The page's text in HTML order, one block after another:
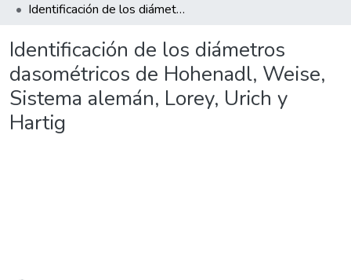
Identificación de los diámetros dasométricos de Hohenadl, Weise, Sistema alemán, Lorey, Urich y Hartig
Identificación de los diámetros
dasométricos de Hohenadl, Weise,
Sistema alemán, Lorey, Urich y
Hartig